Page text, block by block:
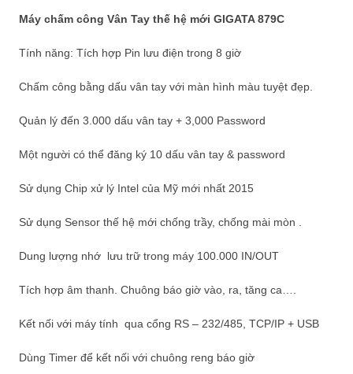
Máy chấm công Vân Tay thế hệ mới GIGATA 879C
Tính năng: Tích hợp Pin lưu điện trong 8 giờ
Chấm công bằng dấu vân tay với màn hình màu tuyệt đẹp.
Quản lý đến 3.000 dấu vân tay + 3,000 Password
Một người có thể đăng ký 10 dấu vân tay & password
Sử dụng Chip xử lý Intel của Mỹ mới nhất 2015
Sử dụng Sensor thế hệ mới chống trầy, chống mài mòn .
Dung lượng nhớ lưu trữ trong máy 100.000 IN/OUT
Tích hợp âm thanh. Chuông báo giờ vào, ra, tăng ca….
Kết nối với máy tính qua cổng RS – 232/485, TCP/IP + USB
Dùng Timer để kết nối với chuông reng báo giờ